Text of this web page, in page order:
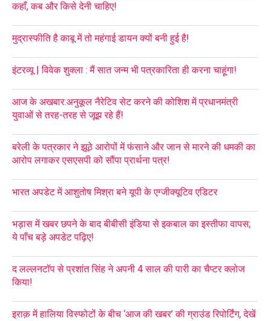
कहाँ, कब और किसे देनी चाहिए!
मुद्रास्फीति है काबू में तो महंगाई डायन क्यों बनी हुई है!
इंटरव्यू | विवेक शुक्ला : मैं सात जन्म भी पत्रकारिता ही करना चाहूंगा!
आज के अखबार:अनुकूल नैरेटिव सेट करने की कोशिश में प्रधानमंत्री
युवाओं से तरह-तरह से जूझ रहे हैं!
बरेली के पत्रकार ने झूठे आरोपों में फंसाने और जान से मारने की धमकी का
आरोप लगाकर एसएसपी को सौंपा प्रार्थना पत्र!
भारत अपडेट में आशुतोष मिश्रा बने यूपी के एग्जीक्यूटिव एडिटर
भड़ास में खबर छपने के बाद बीबीसी इंडिया से इकबाल का इस्तीफा वापस;
ये पाँच बड़े अपडेट पढ़िए!
द लल्लनटॉप से प्रशांत सिंह ने अपनी 4 साल की पारी का चैप्टर क्लोज
किया!
इराक़ में हालिया विस्फोटों के बीच ‘आज की खबर’ की ग्राउंड रिपोर्टिंग, देखें